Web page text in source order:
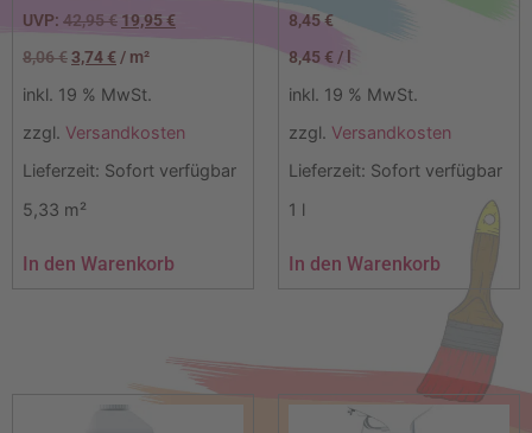
UVP: 42,95€ 19,95€
8,06€3,74€ / m²
inkl. 19 % MwSt.
zzgl. Versandkosten
Lieferzeit: Sofort verfügbar
5,33 m²
In den Warenkorb
8,45 €
8,45 € /
inkl. 19 % MwSt.
zzgl. Versandkosten
Lieferzeit: Sofort verfügbar
1 l
In den Warenkorb